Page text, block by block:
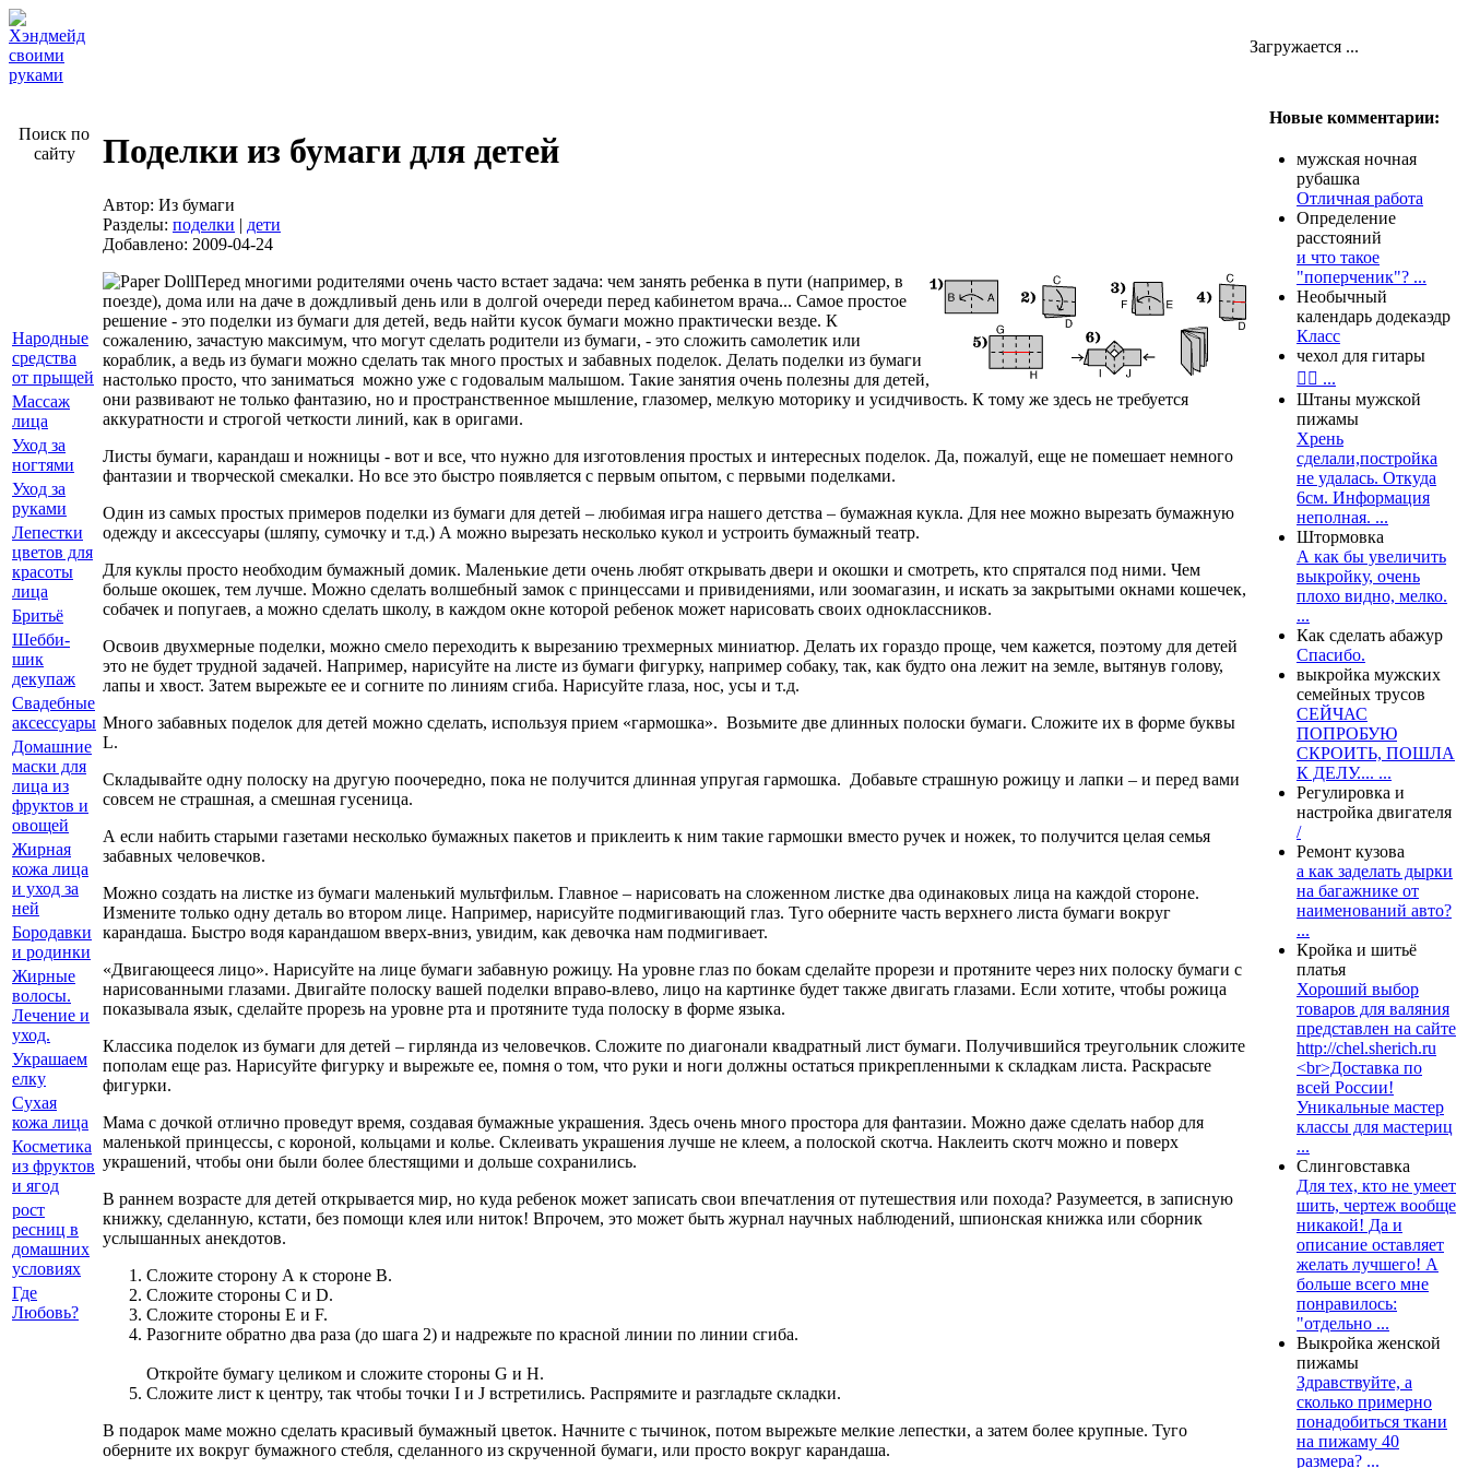
Загружается ...
Поиск по
сайту
Поделки из бумаги для детей
Автор: Из бумаги
Разделы: поделки | дети
Добавлено: 2009-04-24
Перед многими родителями очень часто встает задача: чем занять ребенка в пути (например, в
поезде), дома или на даче в дождливый день или в долгой очереди перед кабинетом врача... Самое простое
решение - это поделки из бумаги для детей, ведь найти кусок бумаги можно практически везде. К
сожалению, зачастую максимум, что могут сделать родители из бумаги, - это сложить самолетик или
кораблик, а ведь из бумаги можно сделать так много простых и забавных поделок. Делать поделки из бумаги
настолько просто, что заниматься можно уже с годовалым малышом. Такие занятия очень полезны для детей,
они развивают не только фантазию, но и пространственное мышление, глазомер, мелкую моторику и усидчивость. К тому же здесь не требуется
аккуратности и строгой четкости линий, как в оригами.
Листы бумаги, карандаш и ножницы - вот и все, что нужно для изготовления простых и интересных поделок. Да, пожалуй, еще не помешает немного
фантазии и творческой смекалки. Но все это быстро появляется с первым опытом, с первыми поделками.
Один из самых простых примеров поделки из бумаги для детей – любимая игра нашего детства – бумажная кукла. Для нее можно вырезать бумажную
одежду и аксессуары (шляпу, сумочку и т.д.) А можно вырезать несколько кукол и устроить бумажный театр.
Для куклы просто необходим бумажный домик. Маленькие дети очень любят открывать двери и окошки и смотреть, кто спрятался под ними. Чем
больше окошек, тем лучше. Можно сделать волшебный замок с принцессами и привидениями, или зоомагазин, и искать за закрытыми окнами кошечек,
собачек и попугаев, а можно сделать школу, в каждом окне которой ребенок может нарисовать своих одноклассников.
Освоив двухмерные поделки, можно смело переходить к вырезанию трехмерных миниатюр. Делать их гораздо проще, чем кажется, поэтому для детей
это не будет трудной задачей. Например, нарисуйте на листе из бумаги фигурку, например собаку, так, как будто она лежит на земле, вытянув голову,
лапы и хвост. Затем вырежьте ее и согните по линиям сгиба. Нарисуйте глаза, нос, усы и т.д.
Много забавных поделок для детей можно сделать, используя прием «гармошка». Возьмите две длинных полоски бумаги. Сложите их в форме буквы
L.
Складывайте одну полоску на другую поочередно, пока не получится длинная упругая гармошка. Добавьте страшную рожицу и лапки – и перед вами
совсем не страшная, а смешная гусеница.
А если набить старыми газетами несколько бумажных пакетов и приклеить к ним такие гармошки вместо ручек и ножек, то получится целая семья
забавных человечков.
Можно создать на листке из бумаги маленький мультфильм. Главное – нарисовать на сложенном листке два одинаковых лица на каждой стороне.
Измените только одну деталь во втором лице. Например, нарисуйте подмигивающий глаз. Туго оберните часть верхнего листа бумаги вокруг
карандаша. Быстро водя карандашом вверх-вниз, увидим, как девочка нам подмигивает.
«Двигающееся лицо». Нарисуйте на лице бумаги забавную рожицу. На уровне глаз по бокам сделайте прорези и протяните через них полоску бумаги с
нарисованными глазами. Двигайте полоску вашей поделки вправо-влево, лицо на картинке будет также двигать глазами. Если хотите, чтобы рожица
показывала язык, сделайте прорезь на уровне рта и протяните туда полоску в форме языка.
Классика поделок из бумаги для детей – гирлянда из человечков. Сложите по диагонали квадратный лист бумаги. Получившийся треугольник сложите
пополам еще раз. Нарисуйте фигурку и вырежьте ее, помня о том, что руки и ноги должны остаться прикрепленными к складкам листа. Раскрасьте
фигурки.
Мама с дочкой отлично проведут время, создавая бумажные украшения. Здесь очень много простора для фантазии. Можно даже сделать набор для
маленькой принцессы, с короной, кольцами и колье. Склеивать украшения лучше не клеем, а полоской скотча. Наклеить скотч можно и поверх
украшений, чтобы они были более блестящими и дольше сохранились.
В раннем возрасте для детей открывается мир, но куда ребенок может записать свои впечатления от путешествия или похода? Разумеется, в записную
книжку, сделанную, кстати, без помощи клея или ниток! Впрочем, это может быть журнал научных наблюдений, шпионская книжка или сборник
услышанных анекдотов.
Сложите сторону А к стороне В.
Сложите стороны С и D.
Сложите стороны Е и F.
Разогните обратно два раза (до шага 2) и надрежьте по красной линии по линии сгиба.
Откройте бумагу целиком и сложите стороны G и H.
Сложите лист к центру, так чтобы точки I и J встретились. Распрямите и разгладьте складки.
В подарок маме можно сделать красивый бумажный цветок. Начните с тычинок, потом вырежьте мелкие лепестки, а затем более крупные. Туго
оберните их вокруг бумажного стебля, сделанного из скрученной бумаги, или просто вокруг карандаша.
Новые комментарии:
мужская ночная
рубашка
Отличная работа
Определение
расстояний
и что такое
"поперченик"? ...
Необычный
календарь додекаэдр
Класс
чехол для гитары
👍🏻 ...
Штаны мужской
пижамы
Хрень
сделали,постройка
не удалась. Откуда
6см. Информация
неполная. ...
Штормовка
А как бы увеличить
выкройку, очень
плохо видно, мелко.
...
Как сделать абажур
Спасибо.
выкройка мужских
семейных трусов
СЕЙЧАС
ПОПРОБУЮ
СКРОИТЬ, ПОШЛА
К ДЕЛУ.... ...
Регулировка и
настройка двигателя
/
Ремонт кузова
а как заделать дырки
на багажнике от
наименований авто?
...
Кройка и шитьё
платья
Хороший выбор
товаров для валяния
представлен на сайте
http://chel.sherich.ru
<br>Доставка по
всей России!
Уникальные мастер
классы для мастериц
...
Слинговставка
Для тех, кто не умеет
шить, чертеж вообще
никакой! Да и
описание оставляет
желать лучшего! А
больше всего мне
понравилось:
"отдельно ...
Выкройка женской
пижамы
Здравствуйте, а
сколько примерно
понадобиться ткани
на пижаму 40
размера? ...
Народные
средства
от прыщей
Массаж
лица
Уход за
ногтями
Уход за
руками
Лепестки
цветов для
красоты
лица
Бритьё
Шебби-
шик
декупаж
Свадебные
аксессуары
Домашние
маски для
лица из
фруктов и
овощей
Жирная
кожа лица
и уход за
ней
Бородавки
и родинки
Жирные
волосы.
Лечение и
уход.
Украшаем
елку
Сухая
кожа лица
Косметика
из фруктов
и ягод
рост
ресниц в
домашних
условиях
Где
Любовь?